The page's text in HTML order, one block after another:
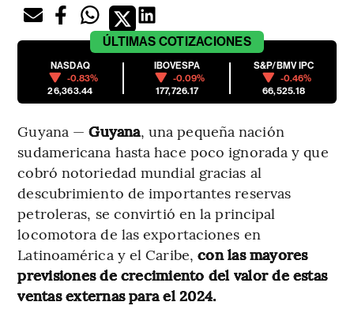
ÚLTIMAS COTIZACIONES
NASDAQ
-0.83%
26,363.44
IBOVESPA
-0.09%
177,726.17
S&P/BMV IPC
-0.46%
66,525.18
Guyana —Guyana, una pequeña nación
sudamericana hasta hace poco ignorada y que
cobró notoriedad mundial gracias al
descubrimiento de importantes reservas
petroleras, se convirtió en la principal
locomotora de las exportaciones en
Latinoamérica y el Caribe,con las mayores
previsiones de crecimiento del valor de estas
ventas externas para el 2024.